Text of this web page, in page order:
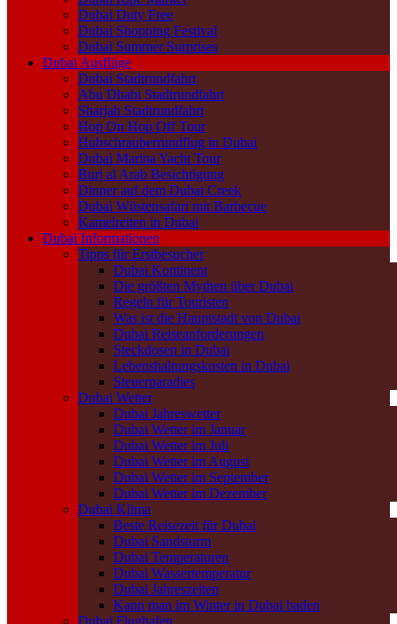
Dubai Duty Free
Dubai Shopping Festival
Dubai Summer Surprises
Dubai Ausflüge
Dubai Stadtrundfahrt
Abu Dhabi Stadtrundfahrt
Sharjah Stadtrundfahrt
Hop On Hop Off Tour
Hubschrauberrundflug in Dubai
Dubai Marina Yacht Tour
Burj al Arab Besichtigung
Dinner auf dem Dubai Creek
Dubai Wüstensafari mit Barbecue
Kamelreiten in Dubai
Dubai Informationen
Tipps für Erstbesucher
Dubai Kontinent
Die größten Mythen über Dubai
Regeln für Touristen
Was ist die Hauptstadt von Dubai
Dubai Reiseanforderungen
Steckdosen in Dubai
Lebenshaltungskosten in Dubai
Steuerparadies
Dubai Wetter
Dubai Jahreswetter
Dubai Wetter im Januar
Dubai Wetter im Juli
Dubai Wetter im August
Dubai Wetter im September
Dubai Wetter im Dezember
Dubai Klima
Beste Reisezeit für Dubai
Dubai Sandsturm
Dubai Temperaturen
Dubai Wassertemperatur
Dubai Jahreszeiten
Kann man im Winter in Dubai baden
Dubai Flughafen